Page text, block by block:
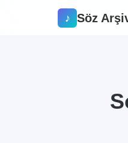
♪ Söz